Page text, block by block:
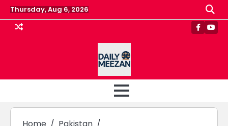
Skip
to
content
Thursday, Aug 6, 2026